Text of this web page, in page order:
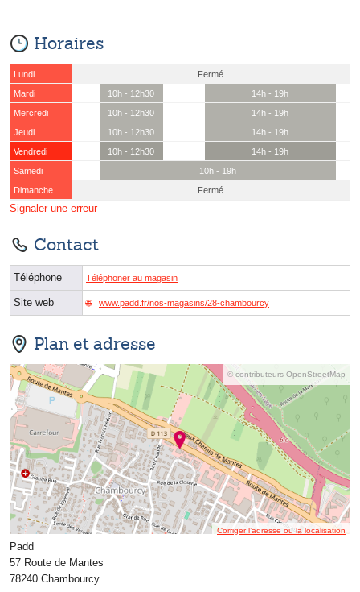
Horaires
Lundi
Fermé
Mardi
10h - 12h30
14h - 19h
Mercredi
10h - 12h30
14h - 19h
Jeudi
10h - 12h30
14h - 19h
Vendredi
10h - 12h30
14h - 19h
Samedi
10h - 19h
Dimanche
Fermé
Signaler une erreur
Contact
Téléphone Téléphoner au magasin
Site web www.padd.fr/nos-magasins/28-chambourcy
Plan et adresse
© contributeurs OpenStreetMap
Corriger l’adresse ou la localisation
Padd
57 Route de Mantes
78240 Chambourcy